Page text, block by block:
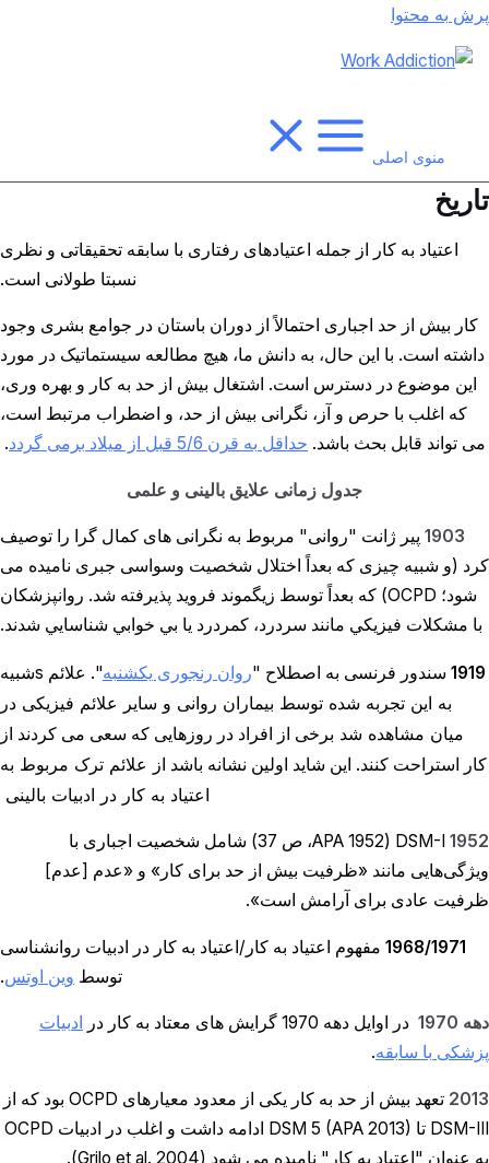
پرش به محتوا
منوی اصلی
تاریخ
اعتیاد به کار از جمله اعتیادهای رفتاری با سابقه تحقیقاتی و نظری
نسبتا طولانی است.
کار بیش از حد اجباری احتمالاً از دوران باستان در جوامع بشری وجود
داشته است. با این حال، به دانش ما، هیچ مطالعه سیستماتیک در مورد
این موضوع در دسترس است. اشتغال بیش از حد به کار و بهره وری،
که اغلب با حرص و آز، نگرانی بیش از حد، و اضطراب مرتبط است،
می تواند قابل بحث باشد. حداقل به قرن 5/6 قبل از میلاد برمی گردد .
جدول زمانی علایق بالینی و علمی
1903 پیر ژانت "روانی" مربوط به نگرانی های کمال گرا را توصیف
کرد (و شبیه چیزی که بعداً اختلال شخصیت وسواسی جبری نامیده می
شود؛ OCPD) که بعداً توسط زیگموند فروید پذیرفته شد. روانپزشكان
با مشكلات فيزيكي مانند سردرد، كمردرد يا بي خوابي شناسايي شدند.
1919 سندور فرنسی به اصطلاح "روان رنجوری یکشنبه". علائم s
شبیه
به این تجربه شده توسط بیماران روانی و سایر علائم فیزیکی در
میان مشاهده شد برخی از افراد در روزهایی که سعی می کردند از
کار استراحت کنند. این شاید اولین نشانه باشد از علائم ترک مربوط به
اعتیاد به کار در ادبیات بالینی
1952
DSM-I (APA 1952، ص 37) شامل شخصیت اجباری با
ویژگی‌هایی مانند «ظرفیت بیش از حد برای کار» و «عدم [عدم]
ظرفیت عادی برای آرامش است».
1968/1971 مفهوم اعتیاد به کار/اعتیاد به کار در ادبیات روانشناسی
توسط وین اوتس.
دهه 1970 در اوایل دهه 1970 گرایش های معتاد به کار در
ادبیات
پزشکی با سابقه.
2013
تعهد بیش از حد به کار یکی از معدود معیارهای OCPD بود که از
DSM-III تا DSM 5 (APA 2013) ادامه داشت و اغلب در ادبیات OCPD
به عنوان "اعتیاد به کار" نامیده می شود (Grilo et al. 2004).